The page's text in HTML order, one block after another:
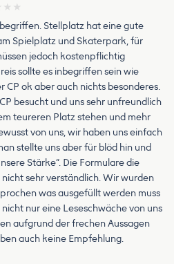
★ ★
Stellplatz hat eine gute
Spielplatz und Skaterpark, für
jedoch kostenpflichtig
sollte es inbegriffen sein wie
CP ok aber auch nichts besonderes.
besucht und uns sehr unfreundlich
teureren Platz stehen und mehr
von uns, wir haben uns einfach
stellte uns aber für blöd hin und
Stärke“. Die Formulare die
sehr verständlich. Wir wurden
was ausgefüllt werden muss
nur eine Leseschwäche von uns
aufgrund der frechen Aussagen
auch keine Empfehlung.